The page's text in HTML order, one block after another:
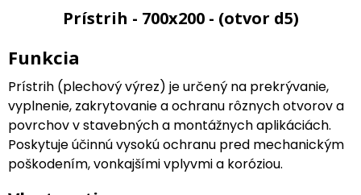
Prístrih - 700x200 - (otvor d5)
Funkcia
Prístrih (plechový výrez) je určený na prekrývanie,
vyplnenie, zakrytovanie a ochranu rôznych otvorov a
povrchov v stavebných a montážnych aplikáciách.
Poskytuje účinnú vysokú ochranu pred mechanickým
poškodením, vonkajšími vplyvmi a koróziou.